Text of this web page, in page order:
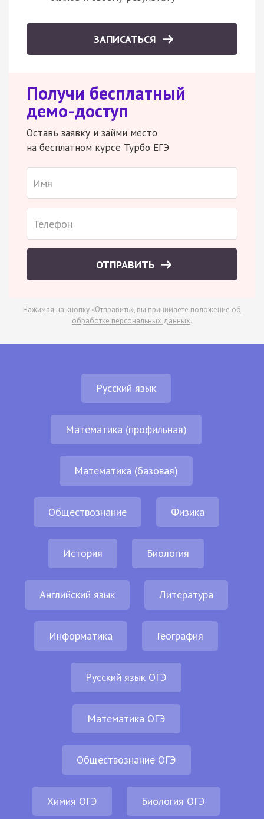
ЗАПИСАТЬСЯ
Получи бесплатный
демо-доступ
Оставь заявку и займи место
на бесплатном курсе Турбо ЕГЭ
ОТПРАВИТЬ
Нажимая на кнопку «Отправить», вы принимаете положение об
обработке персональных данных.
Русский язык
Математика (профильная)
Математика (базовая)
Обществознание Физика
История Биология
Английский язык Литература
Информатика География
Русский язык ОГЭ
Математика ОГЭ
Обществознание ОГЭ
Химия ОГЭ Биология ОГЭ